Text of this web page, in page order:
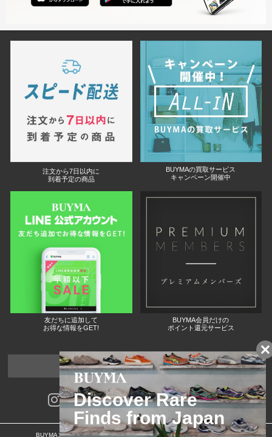
注文から7日以内に
到着予定の商品
BUYMAの買取サービス
キャンペーン開催中
友だちに追加して
お得な情報をGET!
BUYMA会員だけの
ポイント還元サービス
ページトップへ
BUYMAスタートガイド 安心への取り組み